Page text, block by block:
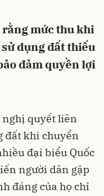
rằng mức thu khi
dụng đất thiếu
đảm quyền lợi
nghị quyết liên
đất khi chuyển
đại biểu Quốc
người dân gặp
đáng của họ chỉ
Hủy